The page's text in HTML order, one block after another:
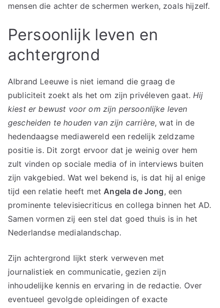
mensen die achter de schermen werken, zoals hijzelf.
Persoonlijk leven en
achtergrond
Albrand Leeuwe is niet iemand die graag de
publiciteit zoekt als het om zijn privéleven gaat. Hij
kiest er bewust voor om zijn persoonlijke leven
gescheiden te houden van zijn carrière, wat in de
hedendaagse mediawereld een redelijk zeldzame
positie is. Dit zorgt ervoor dat je weinig over hem
zult vinden op sociale media of in interviews buiten
zijn vakgebied. Wat wel bekend is, is dat hij al enige
tijd een relatie heeft met Angela de Jong, een
prominente televisiecriticus en collega binnen het AD.
Samen vormen zij een stel dat goed thuis is in het
Nederlandse medialandschap.
Zijn achtergrond lijkt sterk verweven met
journalistiek en communicatie, gezien zijn
inhoudelijke kennis en ervaring in de redactie. Over
eventueel gevolgde opleidingen of exacte